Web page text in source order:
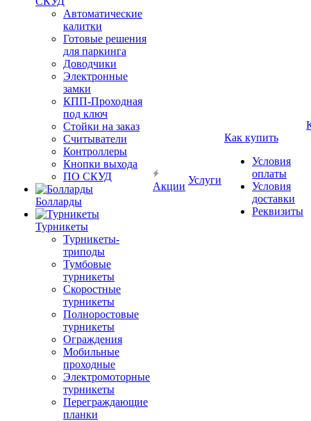
Автоматические
калитки
Готовые решения
для паркинга
Доводчики
Электронные
замки
КПП-Проходная
под ключ
Стойки на заказ
Считыватели
Контроллеры
Кнопки выхода
ПО СКУД
Болларды
Турникеты
Турникеты-
триподы
Тумбовые
турникеты
Скоростные
турникеты
Полноростовые
турникеты
Ограждения
Мобильные
проходные
Электромоторные
турникеты
Переграждающие
планки
Акции
Услуги
Как купить
Условия
оплаты
Условия
доставки
Реквизиты